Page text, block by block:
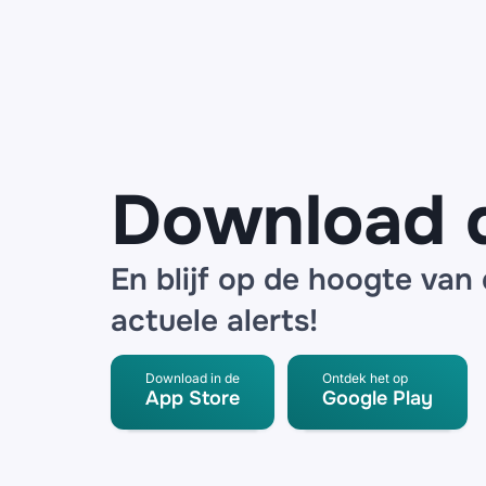
Download
En blijf op de hoogte van
actuele alerts!
Download in de
App Store
Ontdek het op
Google Play